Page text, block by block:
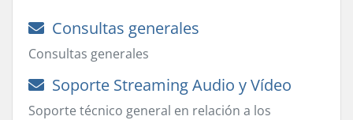
Consultas generales
Consultas generales
Soporte Streaming Audio y Vídeo
Soporte técnico general en relación a los